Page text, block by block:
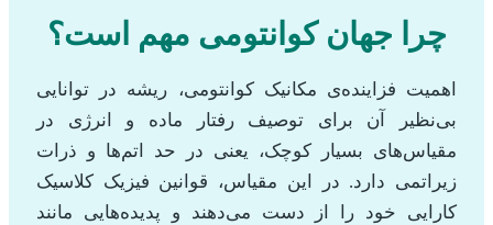
چرا جهان کوانتومی مهم است؟
اهمیت فزاینده‌ی مکانیک کوانتومی، ریشه در توانایی
بی‌نظیر آن برای توصیف رفتار ماده و انرژی در
مقیاس‌های بسیار کوچک، یعنی در حد اتم‌ها و ذرات
زیراتمی دارد. در این مقیاس، قوانین فیزیک کلاسیک
کارایی خود را از دست می‌دهند و پدیده‌هایی مانند